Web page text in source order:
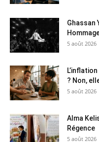
Ghassan
5 août 2026
? Non,
5 août 2026
Alma
Régence
5 août 2026